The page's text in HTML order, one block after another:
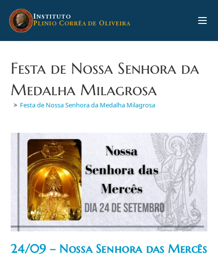
para
INSTITUTO
PLINIO CORRÊA DE OLIVEIRA
Festa de Nossa Senhora da
Medalha Milagrosa
> Festa de Nossa Senhora da Medalha Milagrosa
24/09 – Nossa Senhora das Mercês